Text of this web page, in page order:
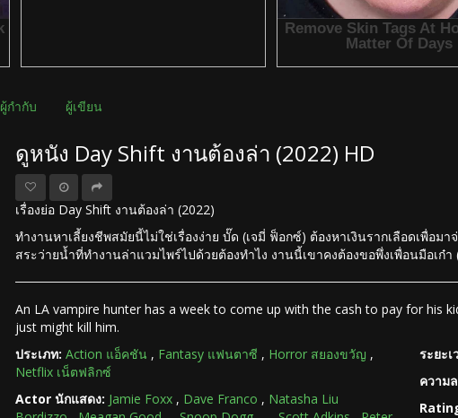
ผู้กำกับ ผู้เขียน
ดูหนัง Day Shift งานต้องล่า (2022) HD
เรื่องย่อ Day Shift งานต้องล่า (2022)
ทำงานหาเลี้ยงชีพสมัยนี้ไม่ใช่เรื่องง่าย บั๊ด (เจมี่ ฟ็อกซ์) ต้องหาเงินรากเลือดเพื่อ
สระว่ายน้ำที่ทำงานล่าแวมไพร์ไปด้วยต้องทำไง งานนี้เขาคงต้องขอพึ่งเพื่อนมือเ
An LA vampire hunter has a week to come up with the cash to pay for his
just might kill him.
ประเภท: Action แอ็คชัน , Fantasy แฟนตาซี , Horror สยองขวัญ ,
Netflix เน็ตฟลิกซ์
Actor นักแสดง: Jamie Foxx , Dave Franco , Natasha Liu
ระยะเ
ความ